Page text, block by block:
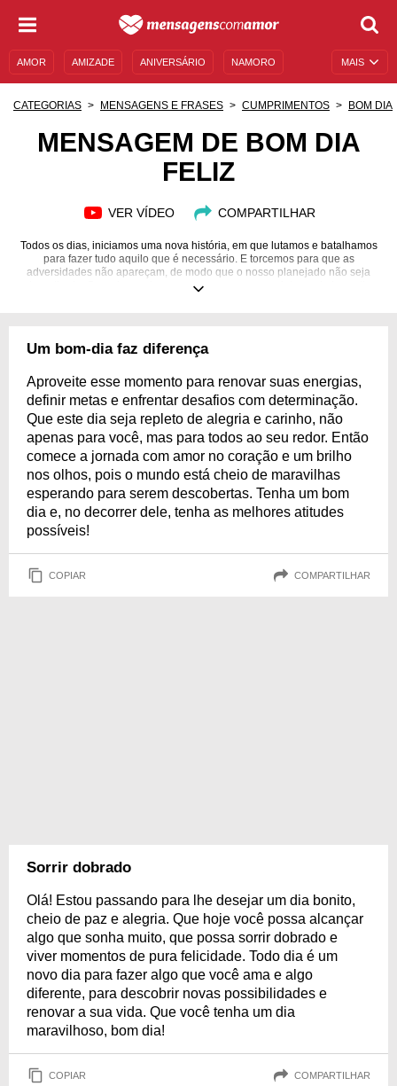
MAIS
AMOR AMIZADE ANIVERSÁRIO NAMORO
MENSAGENS DE ANIVERSÁRIO
CATEGORIAS MENSAGENS E FRASES CUMPRIMENTOS BOM DIA
MENSAGEM DE BOM DIA
FELIZ
VER VÍDEO COMPARTILHAR
Todos os dias, iniciamos uma nova história, em que lutamos e batalhamos
para fazer tudo aquilo que é necessário. E torcemos para que as
adversidades não apareçam, de modo que o nosso planejado não seja
atrapalhado. Quando recebemos uma mensagem carinhosa de bom-dia,
Mantenha a luz ao seu redor e encante-se com estas belas mensagens de
Um bom-dia faz diferença
Aproveite esse momento para renovar suas energias,
definir metas e enfrentar desafios com determinação.
Que este dia seja repleto de alegria e carinho, não
apenas para você, mas para todos ao seu redor. Então
comece a jornada com amor no coração e um brilho
nos olhos, pois o mundo está cheio de maravilhas
esperando para serem descobertas. Tenha um bom
dia e, no decorrer dele, tenha as melhores atitudes
possíveis!
COPIAR COMPARTILHAR
Sorrir dobrado
Olá! Estou passando para lhe desejar um dia bonito,
cheio de paz e alegria. Que hoje você possa alcançar
algo que sonha muito, que possa sorrir dobrado e
viver momentos de pura felicidade. Todo dia é um
novo dia para fazer algo que você ama e algo
diferente, para descobrir novas possibilidades e
renovar a sua vida. Que você tenha um dia
maravilhoso, bom dia!
COPIAR COMPARTILHAR